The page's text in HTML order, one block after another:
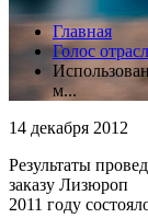
Главная
Голос
м...
14 декабря 2012
Результаты
заказу Лизюроп
2011 году